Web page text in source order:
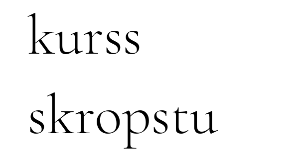
kurss
skropstu